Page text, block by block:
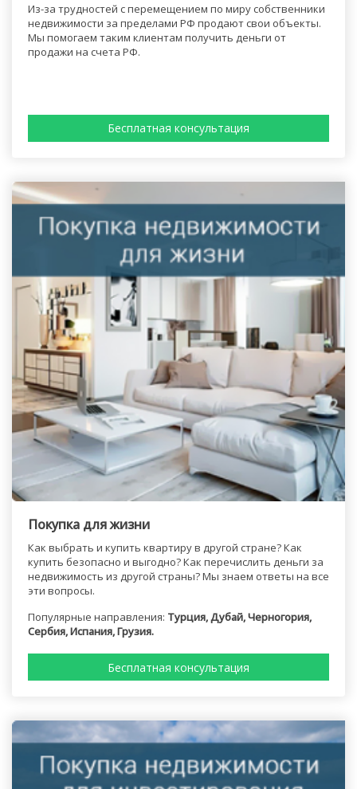
Из-за трудностей с перемещением по миру собственники
недвижимости за пределами РФ продают свои объекты.
Мы помогаем таким клиентам получить деньги от
продажи на счета РФ.
Бесплатная консультация
Покупка для жизни
Как выбрать и купить квартиру в другой стране? Как
купить безопасно и выгодно? Как перечислить деньги за
недвижимость из другой страны? Мы знаем ответы на все
эти вопросы.
Популярные направления: Турция, Дубай, Черногория,
Сербия, Испания, Грузия.
Бесплатная консультация